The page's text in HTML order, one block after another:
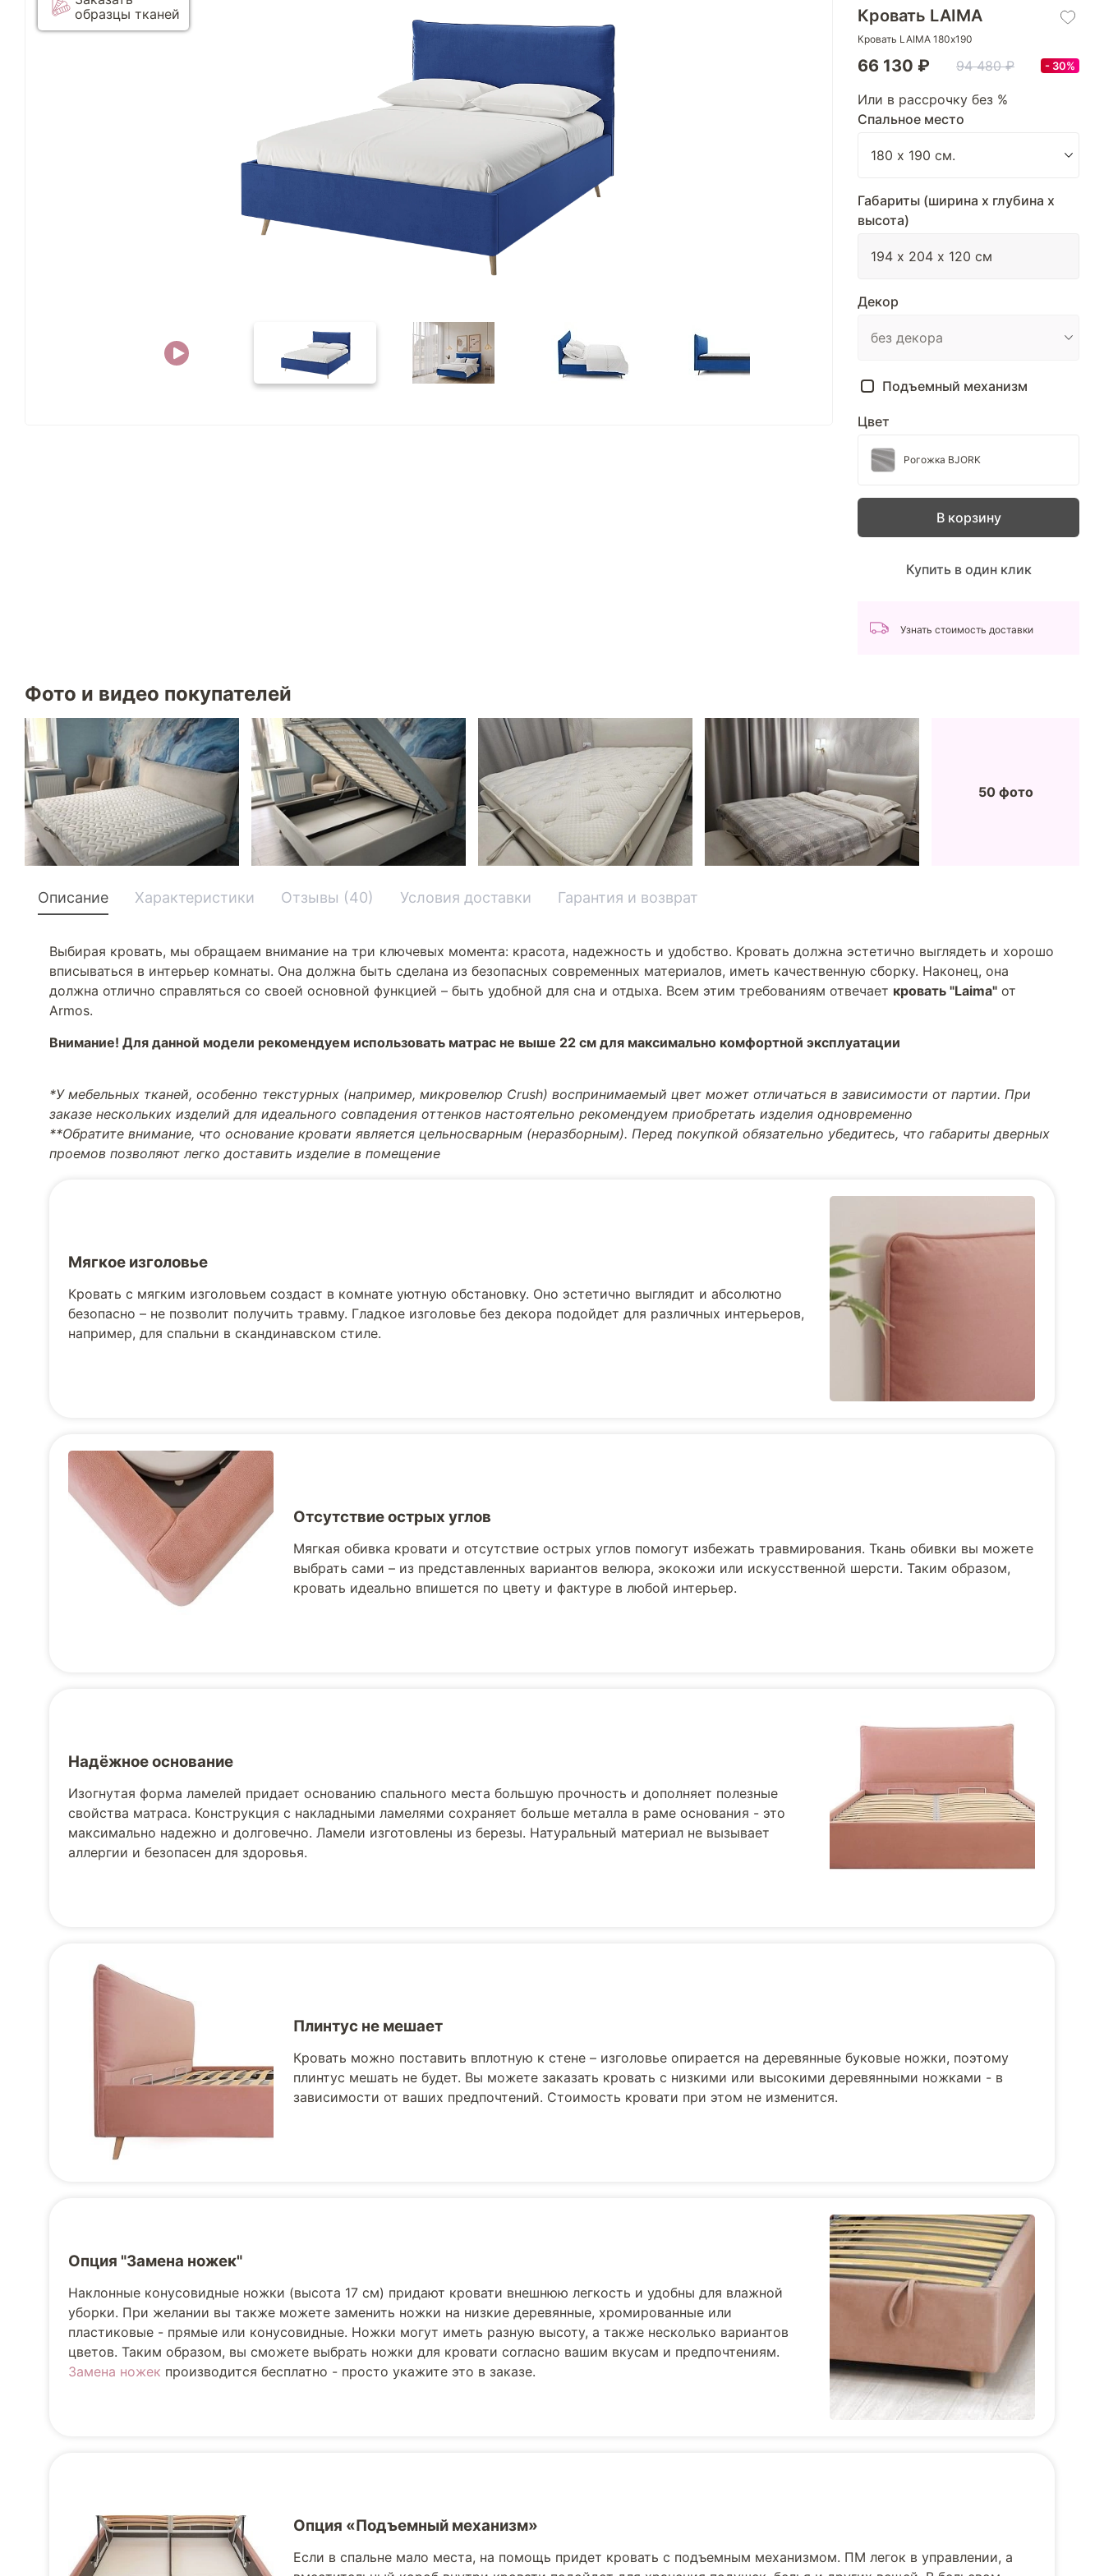
образцы тканей
Кровать LAIMA
Кровать LAIMA 180х190
66 130 ₽ 94 480 ₽ 30%
Или в рассрочку без %
Спальное место
Габариты (ширина х глубина х
высота)
Декор
Подъемный механизм
Цвет
Рогожка BJORK
В корзину
Купить в один клик
Узнать стоимость доставки
Фото и видео покупателей
50 фото
Описание Характеристики Отзывы (40) Условия доставки Гарантия и возврат
Выбирая кровать, мы обращаем внимание на три ключевых момента: красота, надежность и удобство. Кровать должна эстетично выглядеть и хорошо
вписываться в интерьер комнаты. Она должна быть сделана из безопасных современных материалов, иметь качественную сборку. Наконец, она
должна отлично справляться со своей основной функцией – быть удобной для сна и отдыха. Всем этим требованиям отвечает кровать "Laima" от
Armos.
Внимание! Для данной модели рекомендуем использовать матрас не выше 22 см для максимально комфортной эксплуатации
*У мебельных тканей, особенно текстурных (например, микровелюр Crush) воспринимаемый цвет может отличаться в зависимости от партии. При
заказе нескольких изделий для идеального совпадения оттенков настоятельно рекомендуем приобретать изделия одновременно
**Обратите внимание, что основание кровати является цельносварным (неразборным). Перед покупкой обязательно убедитесь, что габариты дверных
проемов позволяют легко доставить изделие в помещение
Мягкое изголовье
Кровать с мягким изголовьем создаст в комнате уютную обстановку. Оно эстетично выглядит и абсолютно
безопасно – не позволит получить травму. Гладкое изголовье без декора подойдет для различных интерьеров,
например, для спальни в скандинавском стиле.
Отсутствие острых углов
Мягкая обивка кровати и отсутствие острых углов помогут избежать травмирования. Ткань обивки вы можете
выбрать сами – из представленных вариантов велюра, экокожи или искусственной шерсти. Таким образом,
кровать идеально впишется по цвету и фактуре в любой интерьер.
Надёжное основание
Изогнутая форма ламелей придает основанию спального места большую прочность и дополняет полезные
свойства матраса. Конструкция с накладными ламелями сохраняет больше металла в раме основания - это
максимально надежно и долговечно. Ламели изготовлены из березы. Натуральный материал не вызывает
аллергии и безопасен для здоровья.
Плинтус не мешает
Кровать можно поставить вплотную к стене – изголовье опирается на деревянные буковые ножки, поэтому
плинтус мешать не будет. Вы можете заказать кровать с низкими или высокими деревянными ножками - в
зависимости от ваших предпочтений. Стоимость кровати при этом не изменится.
Опция "Замена ножек"
Наклонные конусовидные ножки (высота 17 см) придают кровати внешнюю легкость и удобны для влажной
уборки. При желании вы также можете заменить ножки на низкие деревянные, хромированные или
пластиковые - прямые или конусовидные. Ножки могут иметь разную высоту, а также несколько вариантов
цветов. Таким образом, вы сможете выбрать ножки для кровати согласно вашим вкусам и предпочтениям.
Замена ножек производится бесплатно - просто укажите это в заказе.
Опция «Подъемный механизм»
Если в спальне мало места, на помощь придет кровать с подъемным механизмом. ПМ легок в управлении, а